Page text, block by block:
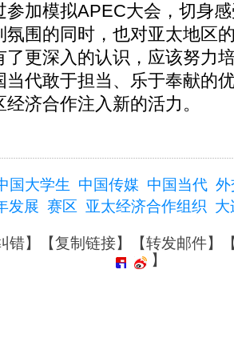
参加模拟APEC大会，切身
氛围的同时，也对亚太地区
了更深入的认识，应该努力
当代敢于担当、乐于奉献的
济合作注入新的活力。
国大学生 中国传媒 中国当代 外
发展 赛区 亚太经济合作组织 大
错】【复制链接】【转发邮件】
】